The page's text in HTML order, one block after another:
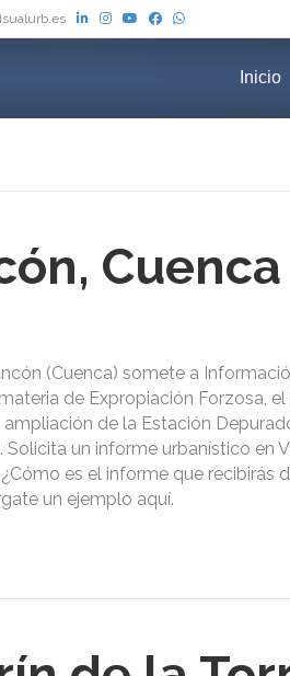
Inicio
Cuenca
(Cuenca) somete a
de Expropiación Forzosa,
de la Estación
Solicita un informe urbanístico en
es el informe que recibirás
un ejemplo aquí.